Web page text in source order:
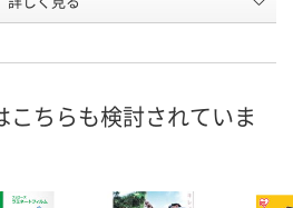
P015766 P015770
8月11日（火）
こちらも検討されていま